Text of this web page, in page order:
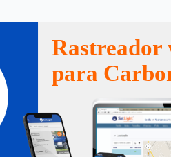
Rastreador
para